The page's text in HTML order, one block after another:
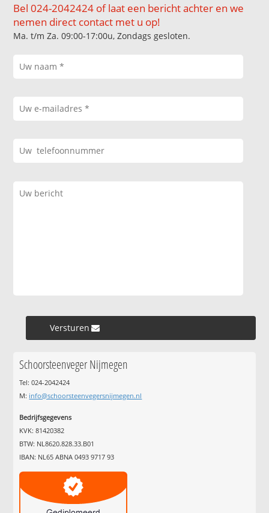
Bel 024-2042424 of laat een bericht achter en we
nemen direct contact met u op!
Ma. t/m Za. 09:00-17:00u, Zondags gesloten.
Versturen »
Schoorsteenveger Nijmegen
Tel: 024-2042424
M: info@schoorsteenvegersnijmegen.nl
Bedrijfsgegevens
KVK: 81420382
BTW: NL8620.828.33.B01
IBAN: NL65 ABNA 0493 9717 93